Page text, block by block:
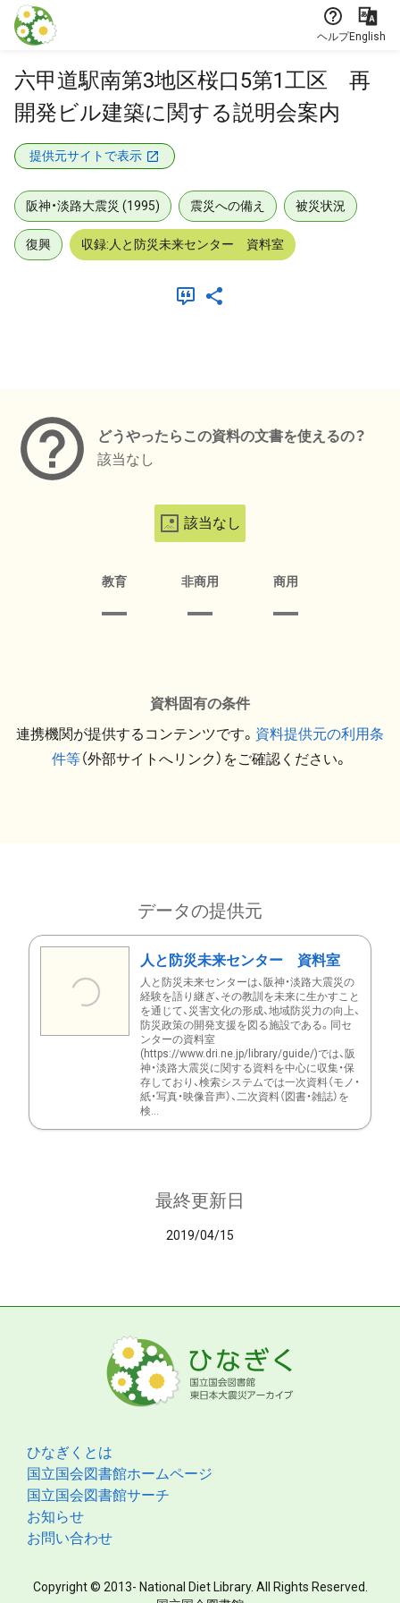
本文に飛ぶ
ヘルプEnglish
六甲道駅南第3地区桜口5第1工区 再
開発ビル建築に関する説明会案内
提供元サイトで表示
阪神・淡路大震災 (1995) 震災への備え 被災状況
復興 収録:人と防災未来センター 資料室
どうやったらこの資料の文書を使えるの？
該当なし
該当なし
教育 非商用 商用
資料固有の条件
連携機関が提供するコンテンツです。 資料提供元の利用条
件等（外部サイトへリンク）をご確認ください。
データの提供元
人と防災未来センター 資料室
人と防災未来センターは、阪神・淡路大震災の
経験を語り継ぎ、その教訓を未来に生かすこと
を通じて、災害文化の形成、地域防災力の向上、
防災政策の開発支援を図る施設である。同セ
ンターの資料室
(https://www.dri.ne.jp/library/guide/)では、阪
神・淡路大震災に関する資料を中心に収集・保
存しており、検索システムでは一次資料（モノ・
紙・写真・映像音声）、二次資料（図書・雑誌）を
検...
最終更新日
2019/04/15
ひなぎくとは
国立国会図書館ホームページ
国立国会図書館サーチ
お知らせ
お問い合わせ
Copyright © 2013- National Diet Library. All Rights Reserved.